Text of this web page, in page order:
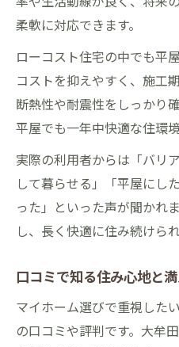
柔軟に対応できます。
ローコスト住宅の中でも平
コストを抑えやすく、施工
断熱性や耐震性をしっかり
平屋でも一年中快適な住環
実際の利用者からは「バリ
して暮らせる」「平屋にし
った」といった声が聞かれ
し、長く快適に住み続けら
口コミで知る住み心地と
マイホーム選びで重視した
の口コミや評判です。大牟